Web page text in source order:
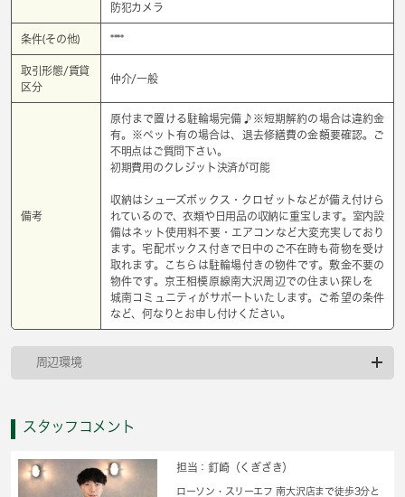
防犯カメラ
条件(その他) ****
取引形態/賃貸
区分
仲介/一般
備考
原付まで置ける駐輪場完備♪※短期解約の場合は違約金
有。※ペット有の場合は、退去修繕費の金額要確認。ご
不明点はご質問下さい。
初期費用のクレジット決済が可能
収納はシューズボックス・クロゼットなどが備え付けら
れているので、衣類や日用品の収納に重宝します。室内設
備はネット使用料不要・エアコンなど大変充実しており
ます。宅配ボックス付きで日中のご不在時も荷物を受け
取れます。こちらは駐輪場付きの物件です。敷金不要の
物件です。京王相模原線南大沢周辺での住まい探しを
城南コミュニティがサポートいたします。ご希望の条件
など、何なりとお申し付けください。
周辺環境
スタッフコメント
担当：釘崎（くぎざき）
ローソン・スリーエフ 南大沢店まで徒歩3分と